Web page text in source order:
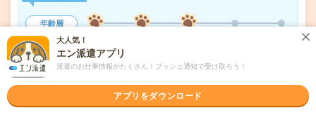
年齢層
男女比率
女性
もっと見る
大人気！
エン派遣アプリ
派遣のお仕事情報がたくさん！プッシュ通知で受け取ろう！
アプリをダウンロード